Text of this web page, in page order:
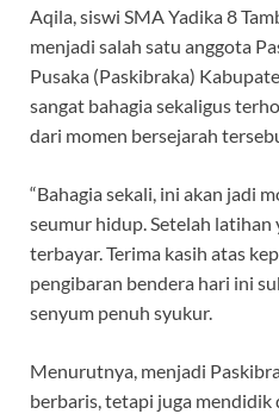
Aqila, siswi SMA Yadika 8
menjadi salah satu anggota
Pusaka (Paskibraka)
sangat bahagia sekaligus
dari momen bersejarah
“Bahagia sekali, ini akan jadi
seumur hidup. Setelah latihan
terbayar. Terima kasih atas
pengibaran bendera hari ini
senyum penuh syukur.
Menurutnya, menjadi
berbaris, tetapi juga